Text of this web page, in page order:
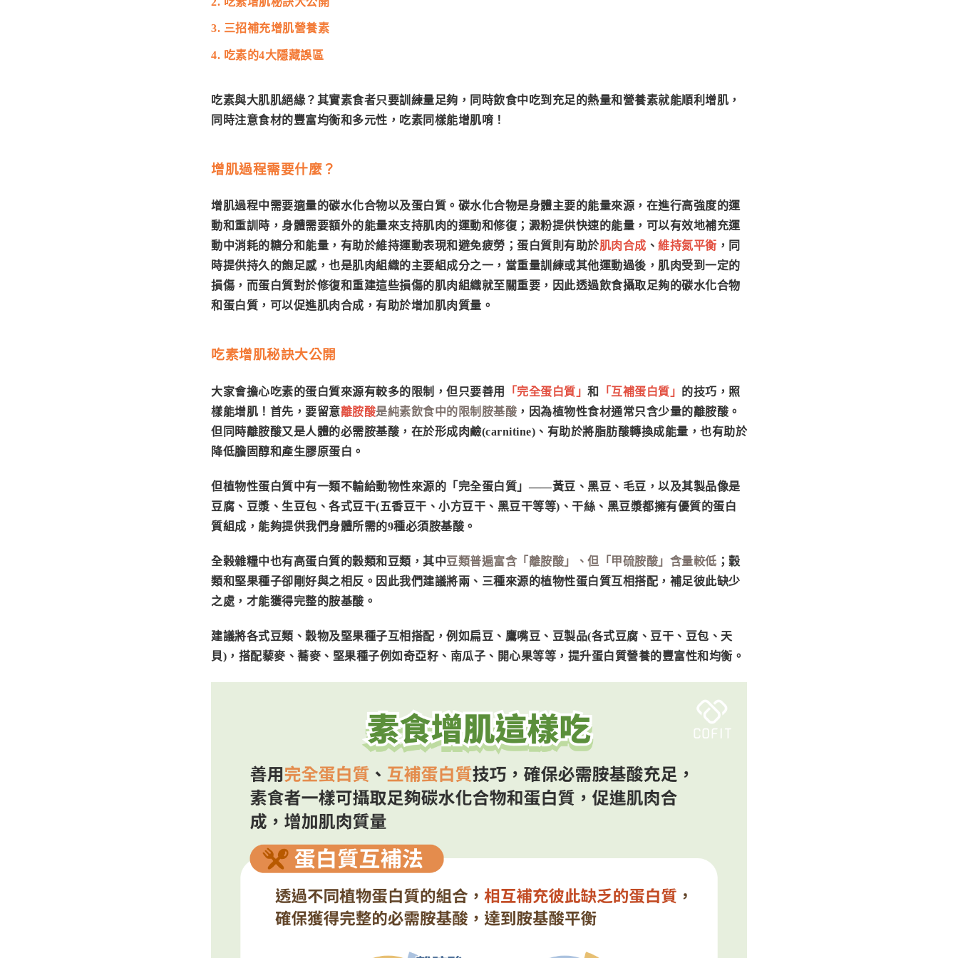
3. 三招補充增肌營養素
4. 吃素的4大隱藏誤區
吃素與大肌肌絕緣？其實素食者只要訓練量足夠，同時飲食中吃到充足的熱量和營養素就能順利增肌，
同時注意食材的豐富均衡和多元性，吃素同樣能增肌唷！
增肌過程需要什麼？
增肌過程中需要適量的碳水化合物以及蛋白質。碳水化合物是身體主要的能量來源，在進行高強度的運
動和重訓時，身體需要額外的能量來支持肌肉的運動和修復；澱粉提供快速的能量，可以有效地補充運
動中消耗的糖分和能量，有助於維持運動表現和避免疲勞；蛋白質則有助於肌肉合成 、 維持氮平衡 ，同
時提供持久的飽足感，也是肌肉組織的主要組成分之一，當重量訓練或其他運動過後，肌肉受到一定的
損傷，而蛋白質對於修復和重建這些損傷的肌肉組織就至關重要，因此透過飲食攝取足夠的碳水化合物
和蛋白質，可以促進肌肉合成，有助於增加肌肉質量。
吃素增肌秘訣大公開
大家會擔心吃素的蛋白質來源有較多的限制，但只要善用 「完全蛋白質」 和 「互補蛋白質」 的技巧，照
樣能增肌！首先，要留意離胺酸是純素飲食中的限制胺基酸 ，因為植物性食材通常只含少量的離胺酸。
但同時離胺酸又是人體的必需胺基酸，在於形成肉鹼(carnitine)、有助於將脂肪酸轉換成能量，也有助於
降低膽固醇和產生膠原蛋白。
但植物性蛋白質中有一類不輸給動物性來源的「完全蛋白質」——黃豆、黑豆、毛豆，以及其製品像是
豆腐、豆漿、生豆包、各式豆干(五香豆干、小方豆干、黑豆干等等)、干絲、黑豆漿都擁有優質的蛋白
質組成，能夠提供我們身體所需的9種必須胺基酸。
全榖雜糧中也有高蛋白質的穀類和豆類，其中豆類普遍富含「離胺酸」、但「甲硫胺酸」含量較低 ；穀
類和堅果種子卻剛好與之相反。因此我們建議將兩、三種來源的植物性蛋白質互相搭配，補足彼此缺少
之處，才能獲得完整的胺基酸。
建議將各式豆類、穀物及堅果種子互相搭配，例如扁豆、 鷹嘴豆 、豆製品(各式豆腐、豆干、豆包、天
貝)，搭配藜麥、蕎麥、堅果種子例如奇亞籽、南瓜子、開心果等等，提升蛋白質營養的豐富性和均衡。